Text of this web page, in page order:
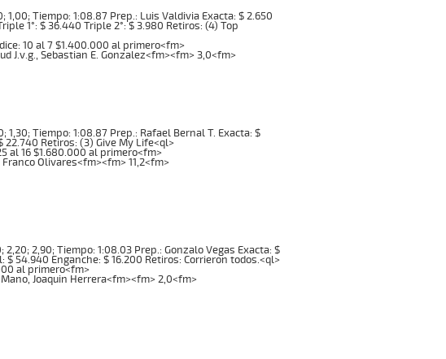
1,00; Tiempo: 1:08.87 Prep.: Luis Valdivia Exacta: $ 2.650
1°: $ 36.440 Triple 2°: $ 3.980 Retiros: (4) Top
10 al 7 $1.400.000 al primero<fm>
J.v.g., Sebastian E. Gonzalez<fm><fm> 3,0<fm>
1,30; Tiempo: 1:08.87 Prep.: Rafael Bernal T. Exacta: $
22.740 Retiros: (3) Give My Life<ql>
al 16 $1.680.000 al primero<fm>
Olivares<fm><fm> 11,2<fm>
2,20; 2,90; Tiempo: 1:08.03 Prep.: Gonzalo Vegas Exacta: $
$ 54.940 Enganche: $ 16.200 Retiros: Corrieron todos.<ql>
al primero<fm>
Joaquin Herrera<fm><fm> 2,0<fm>